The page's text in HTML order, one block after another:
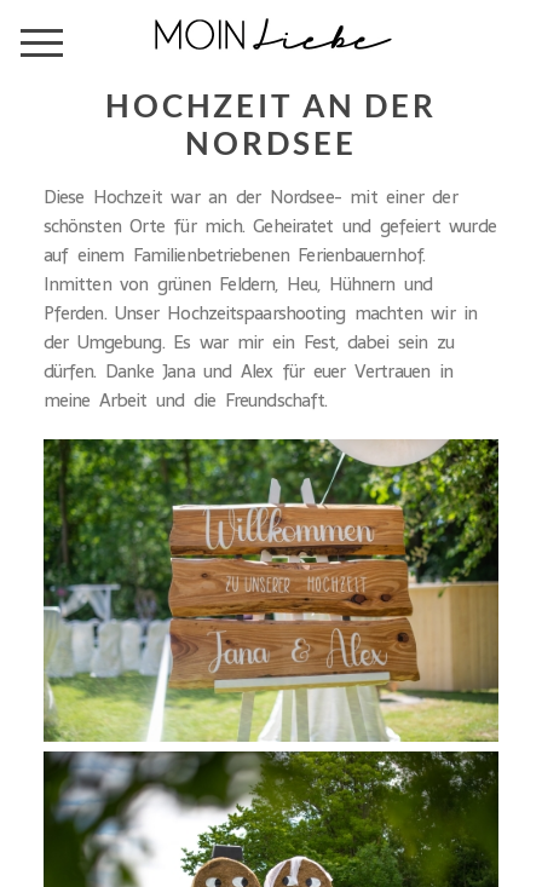
HOCHZEIT AN DER
NORDSEE
Diese Hochzeit war an der Nordsee- mit einer der
schönsten Orte für mich. Geheiratet und gefeiert wurde
auf einem Familienbetriebenen Ferienbauernhof.
Inmitten von grünen Feldern, Heu, Hühnern und
Pferden. Unser Hochzeitspaarshooting machten wir in
der Umgebung. Es war mir ein Fest, dabei sein zu
dürfen. Danke Jana und Alex für euer Vertrauen in
meine Arbeit und die Freundschaft.